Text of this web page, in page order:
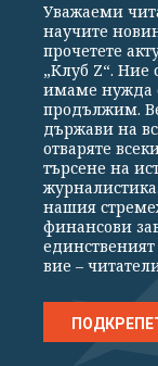
Общи
Реклама
Издател на
Константинов" 3.
Препечатването
разрешение ще
Уважаеми
научите
прочетете
„Клуб Z“. Ние
имаме нужда
продължим.
държави на
отваряте
търсене на
нашия
финансови
вие –